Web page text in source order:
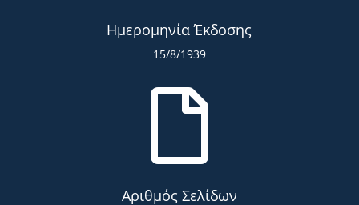
Ημερομηνία Έκδοσης
15/8/1939

Αριθμός Σελίδων